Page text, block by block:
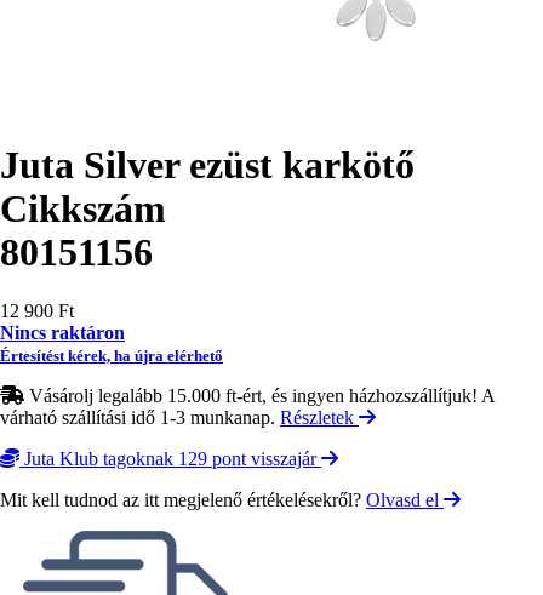
Juta Silver ezüst karkötő
Cikkszám
80151156
12 900 Ft
Nincs raktáron
Értesítést kérek, ha újra elérhető
Vásárolj legalább 15.000 ft-ért, és ingyen házhozszállítjuk! A
várható szállítási idő 1-3 munkanap. Részletek
Juta Klub tagoknak 129 pont visszajár
Mit kell tudnod az itt megjelenő értékelésekről? Olvasd el